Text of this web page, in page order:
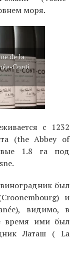
моря.
de la
Conti
с 1232
(the Abbey of
1.8 га под
был
и
видимо, в
время ими был
Латаш ( La